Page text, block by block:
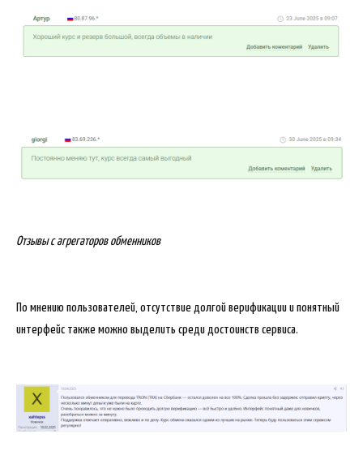
Отзывы с агрегаторов обменников
По мнению пользователей, отсутствие долгой верификации и понятный
интерфейс также можно выделить среди достоинств сервиса.